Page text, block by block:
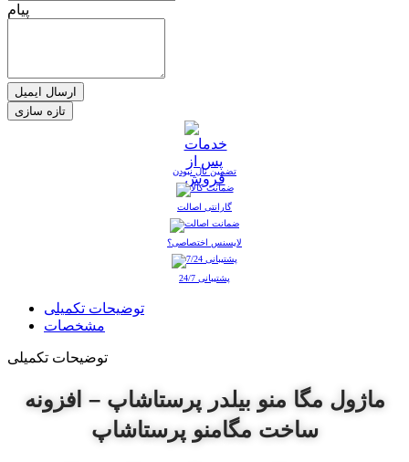
پیام
ارسال ایمیل
تضمین نال نبودن
گارانتی اصالت
لایسنس اختصاصی؟
پشتیبانی 24/7
توضیحات تکمیلی
مشخصات
توضیحات تکمیلی
ماژول مگا منو بیلدر پرستاشاپ – افزونه
ساخت مگامنو پرستاشاپ